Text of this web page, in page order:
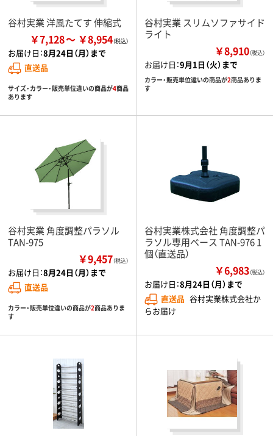
谷村実業 洋風たてす 伸縮式
￥7,128 ￥8,954
お届け日：8月24日（月）まで
直送品
サイズ・カラー・販売単位違いの商品が4商品
あります
谷村実業 スリムソファサイド
ライト
￥8,910（税込）
お届け日：9月1日（火）まで
カラー・販売単位違いの商品が2商品ありま
す
谷村実業 角度調整パラソル
TAN-975
￥9,457（税込）
お届け日：8月24日（月）まで
直送品
カラー・販売単位違いの商品が2商品ありま
す
谷村実業株式会社 角度調整パ
ラソル専用ベース TAN-976 1
個（直送品）
￥6,983（税込）
お届け日：8月24日（月）まで
直送品 谷村実業株式会社か
らお届け